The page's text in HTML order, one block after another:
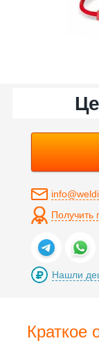
Получить
Нашли
Краткое